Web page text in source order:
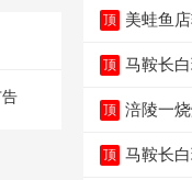
顶 美蛙鱼
顶 马鞍长
顶 涪陵一
顶 马鞍长